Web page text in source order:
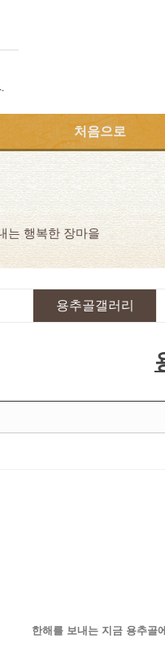
처음으로
는 행복한 장마을
용추골갤러리
한해를 보내는 지금 용추골